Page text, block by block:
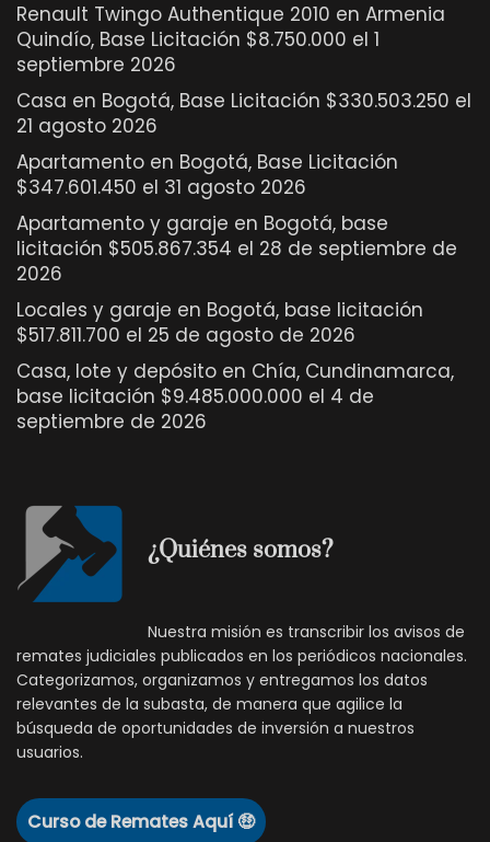
Renault Twingo Authentique 2010 en Armenia
Quindío, Base Licitación $8.750.000 el 1
septiembre 2026
Casa en Bogotá, Base Licitación $330.503.250 el
21 agosto 2026
Apartamento en Bogotá, Base Licitación
$347.601.450 el 31 agosto 2026
Apartamento y garaje en Bogotá, base
licitación $505.867.354 el 28 de septiembre de
2026
Locales y garaje en Bogotá, base licitación
$517.811.700 el 25 de agosto de 2026
Casa, lote y depósito en Chía, Cundinamarca,
base licitación $9.485.000.000 el 4 de
septiembre de 2026
¿Quiénes somos?
Nuestra misión es transcribir los avisos de
remates judiciales publicados en los periódicos nacionales.
Categorizamos, organizamos y entregamos los datos
relevantes de la subasta, de manera que agilice la
búsqueda de oportunidades de inversión a nuestros
usuarios.
Curso de Remates Aquí 🤑